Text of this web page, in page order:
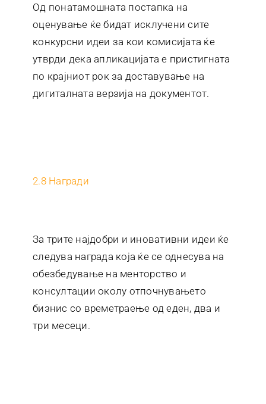
Од понатамошната постапка на
оценување ќе бидат исклучени сите
конкурсни идеи за кои комисијата ќе
утврди дека апликацијата е пристигната
по крајниот рок за доставување на
дигиталната верзија на документот.
2.8 Награди
За трите најдобри и иновативни идеи ќе
следува награда која ќе се однесува на
обезбедување на менторство и
консултации околу отпочнувањето
бизнис со времетраење од еден, два и
три месеци.